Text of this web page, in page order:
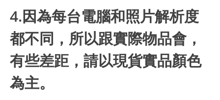
4.因為每台電腦和照片解析度
都不同，所以跟實際物品會，
有些差距，請以現貨實品顏色
為主。